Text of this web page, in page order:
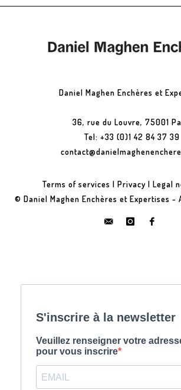
Daniel Maghen Enchères et
36, rue du Louvre, 75001
Tel: +33 (0)1 42 84 37 39
Terms of services | Privacy | Legal
© Daniel Maghen Enchères et Expertises -